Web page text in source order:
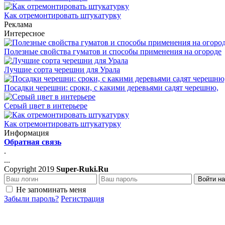
Как отремонтировать штукатурку
Реклама
Интересное
Полезные свойства гуматов и способы применения на огороде
Лучшие сорта черешни для Урала
Посадки черешни: сроки, с какими деревьями садят черешню,
Серый цвет в интерьере
Как отремонтировать штукатурку
Информация
Обратная связь
.
...
Copyright 2019 Super-Ruki.Ru
Войти
Не запоминать меня
Забыли пароль? Регистрация